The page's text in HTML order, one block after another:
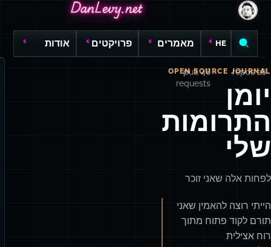
DanLevy.net
DanLevy.net
DanLevy.net
HE מאמרים פרויקטים אודות
OPEN SOURCE JOURNAL
יומן
התרומות
שלי
לפחות אלה שאני זוכר
הייתי רוצה להאמין שאני
תורם לקוד פתוח מתוך
רוח אצילית
28 repos
48 pull
requests